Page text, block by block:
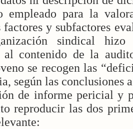
empleado para la
factores y subfactores
sindical hizo
al contenido de la
se recogen las
según las conclusiones
de informe pericial y
reproducir las dos